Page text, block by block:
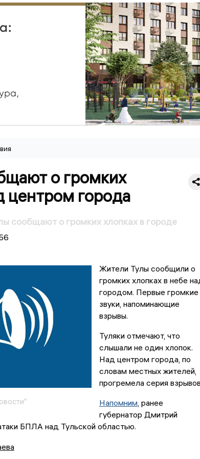
о громких
центром города
сообщают о громких хлопках в городе
Жители Тулы сообщили о
громких хлопках в небе
городом. Первые громкие
звуки, напоминающие
взрывы.
Туляки отмечают, что
слышали не один хлопок.
Над центром города, по
словам местных жителей,
прогремела серия
Напомним, ранее
губернатор Дмитрий
БПЛА над Тульской областью.